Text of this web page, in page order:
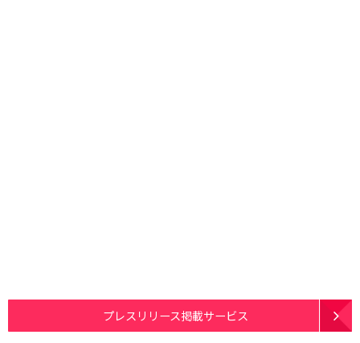
プレスリリース掲載サービス